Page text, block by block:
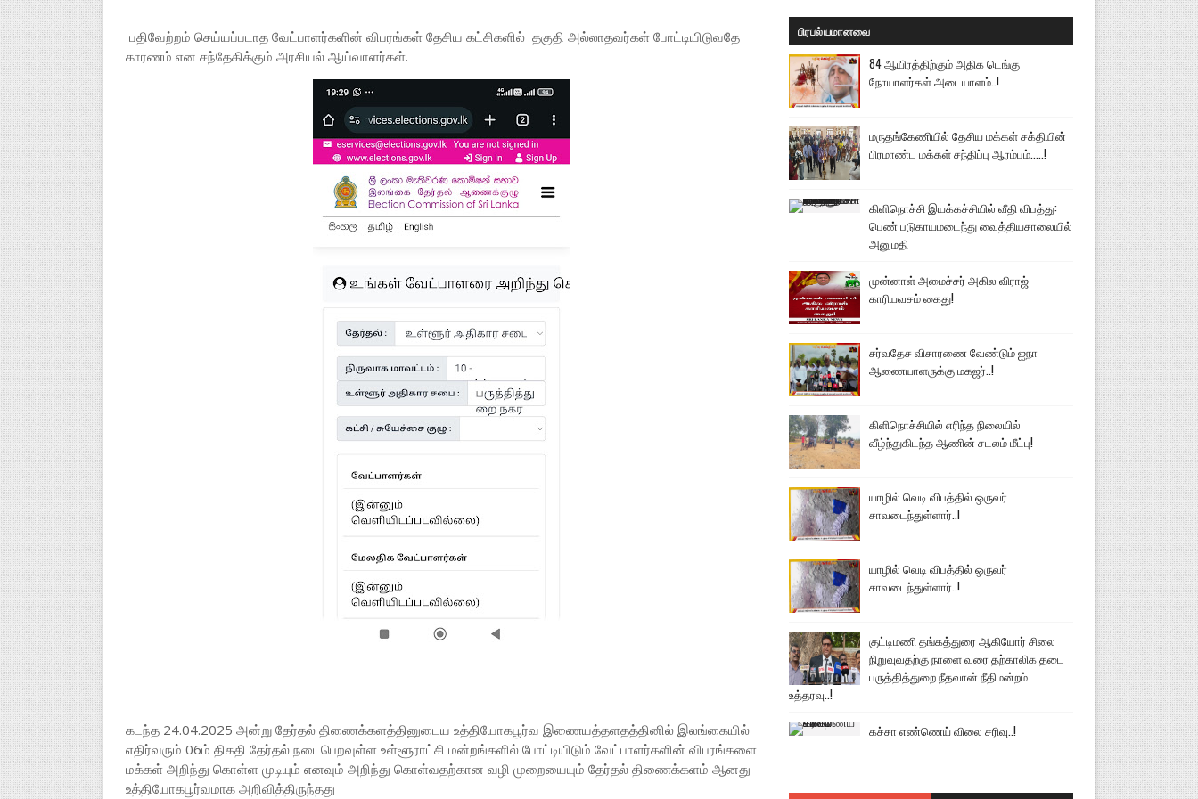
பதிவேற்றம் செய்யப்படாத வேட்பாளர்களின் விபரங்கள் தேசிய கட்சிகளில் தகுதி அல்லாதவர்கள் போட்டியிடுவதே
காரணம் என சந்தேகிக்கும் அரசியல் ஆய்வாளர்கள்.
கடந்த 24.04.2025 அன்று தேர்தல் திணைக்களத்தினுடைய உத்தியோகபூர்வ இணையத்தளதத்தினில் இலங்கையில்
எதிர்வரும் 06ம் திகதி தேர்தல் நடைபெறவுள்ள உள்ளூராட்சி மன்றங்களில் போட்டியிடும் வேட்பாளர்களின் விபரங்களை
மக்கள் அறிந்து கொள்ள முடியும் எனவும் அறிந்து கொள்வதற்கான வழி முறையையும் தேர்தல் திணைக்களம் ஆனது
உத்தியோகபூர்வமாக அறிவித்திருந்தது
பிரபல்யமானவை
84 ஆயிரத்திற்கும் அதிக டெங்கு
நோயாளர்கள் அடையாளம்..!
மருதங்கேணியில் தேசிய மக்கள் சக்தியின்
பிரமாண்ட மக்கள் சந்திப்பு ஆரம்பம்.....!
கிளிநொச்சி இயக்கச்சியில் வீதி விபத்து:
பெண் படுகாயமடைந்து வைத்தியசாலையில்
அனுமதி
முன்னாள் அமைச்சர் அகில விராஜ்
காரியவசம் கைது!
சர்வதேச விசாரணை வேண்டும் ஐநா
ஆணையாளருக்கு மகஜர்..!
கிளிநொச்சியில் எரிந்த நிலையில்
வீழ்ந்துகிடந்த ஆணின் சடலம் மீட்பு!
யாழில் வெடி விபத்தில் ஒருவர்
சாவடைந்துள்ளார்..!
யாழில் வெடி விபத்தில் ஒருவர்
சாவடைந்துள்ளார்..!
குட்டிமணி தங்கத்துரை ஆகியோர் சிலை
நிறுவுவதற்கு நாளை வரை தற்காலிக தடை
பருத்தித்துறை நீதவான் நீதிமன்றம்
உத்தரவு..!
கச்சா எண்ணெய் விலை சரிவு..!